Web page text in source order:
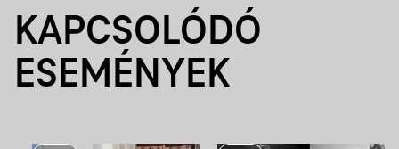
KAPCSOLÓDÓ
ESEMÉNYEK